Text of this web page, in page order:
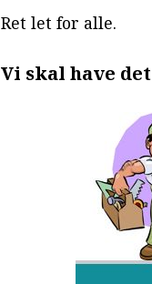
Ret let for alle.
Vi skal have